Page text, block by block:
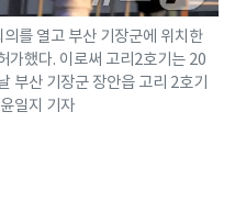
를 열고 부산 기장군에 위치한
가했다. 이로써 고리2호기는 20
부산 기장군 장안읍 고리 2호기
일지 기자